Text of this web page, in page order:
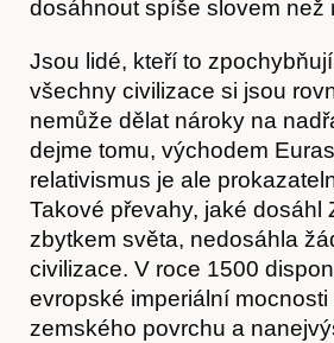
Akce
dosáhnout spíše slovem než
Jsou lidé, kteří to
všechny civilizace si jsou
nemůže dělat nároky na
dejme tomu, východem
relativismus je ale
Takové převahy, jaké dosáhl
zbytkem světa, nedosáhla
civilizace. V roce 1500
evropské imperiální mocnosti
zemského povrchu a